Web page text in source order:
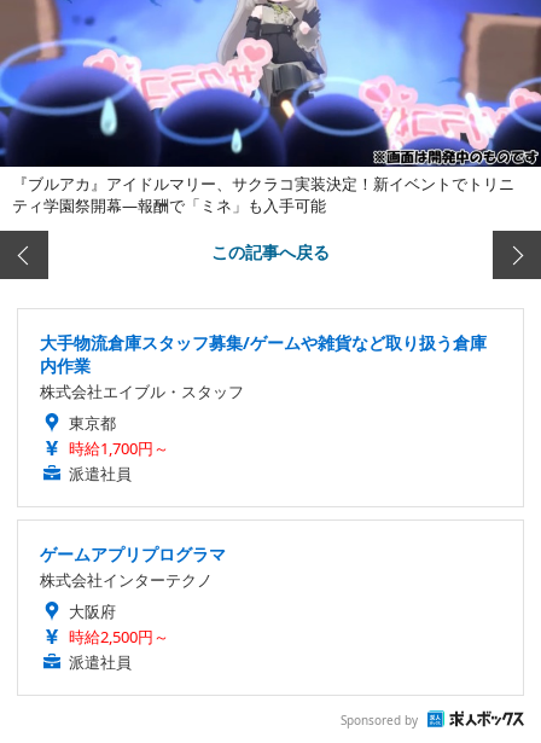
『ブルアカ』アイドルマリー、サクラコ実装決定！新イベントでトリニ
ティ学園祭開幕―報酬で「ミネ」も入手可能
この記事へ戻る
大手物流倉庫スタッフ募集/ゲームや雑貨など取り扱う倉庫
内作業
株式会社エイブル・スタッフ
東京都
時給1,700円～
派遣社員
ゲームアプリプログラマ
株式会社インターテクノ
大阪府
時給2,500円～
派遣社員
Sponsored by